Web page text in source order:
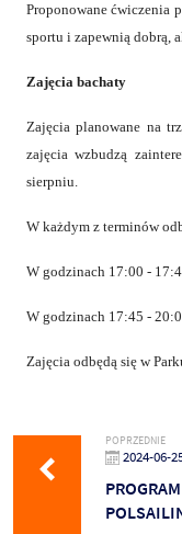
Proponowane ćwiczenia
sportu i zapewnią dobrą,
Zajęcia bachaty
Zajęcia planowane na
zajęcia wzbudzą
sierpniu.
W każdym z terminów
W godzinach 17:00 -
W godzinach 17:45 -
Zajęcia odbędą się w
POPRZEDNIE
2024-06-